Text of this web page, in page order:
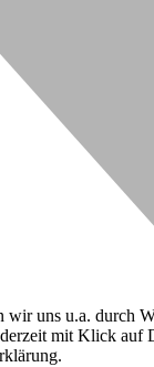
uns u.a. durch
mit Klick